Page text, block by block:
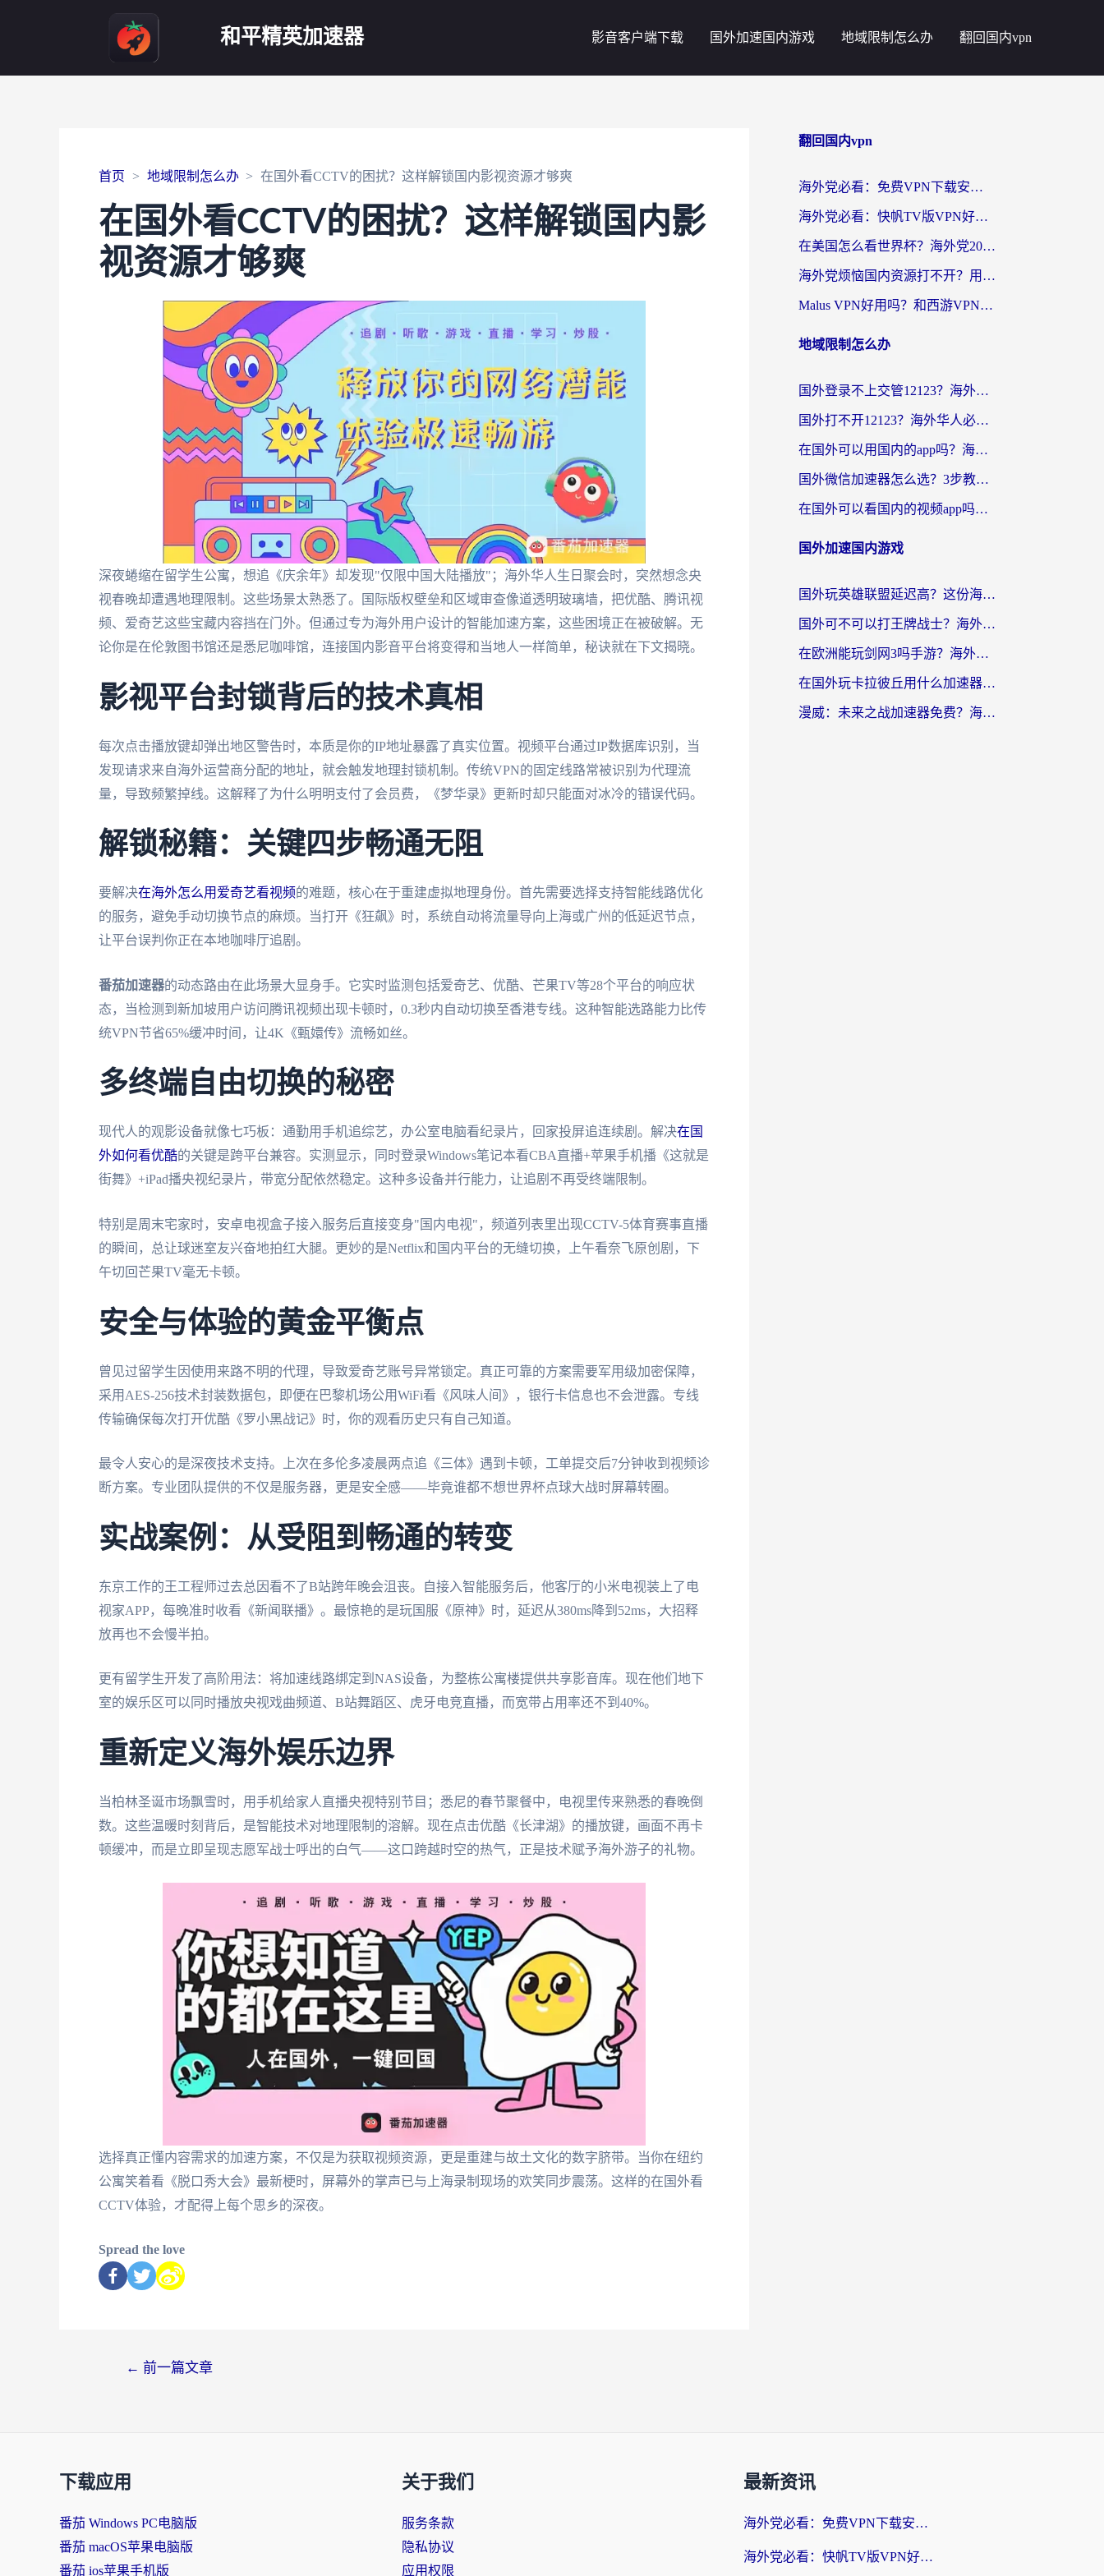
和平精英加速器 影音客户端下载 国外加速国内游戏 地域限制怎么办 翻回国内vpn
首页 地域限制怎么办 在国外看CCTV的困扰？这样解锁国内影视资源才够爽
在国外看CCTV的困扰？这样解锁国内影
视资源才够爽
深夜蜷缩在留学生公寓，想追《庆余年》却发现"仅限中国大陆播放"；海外华人生日聚会时，突然想念央
视春晚却遭遇地理限制。这些场景太熟悉了。国际版权壁垒和区域审查像道透明玻璃墙，把优酷、腾讯视
频、爱奇艺这些宝藏内容挡在门外。但通过专为海外用户设计的智能加速方案，这些困境正在被破解。无
论你是在伦敦图书馆还是悉尼咖啡馆，连接国内影音平台将变得和当地人一样简单，秘诀就在下文揭晓。
影视平台封锁背后的技术真相
每次点击播放键却弹出地区警告时，本质是你的IP地址暴露了真实位置。视频平台通过IP数据库识别，当
发现请求来自海外运营商分配的地址，就会触发地理封锁机制。传统VPN的固定线路常被识别为代理流
量，导致频繁掉线。这解释了为什么明明支付了会员费，《梦华录》更新时却只能面对冰冷的错误代码。
解锁秘籍：关键四步畅通无阻
要解决在海外怎么用爱奇艺看视频的难题，核心在于重建虚拟地理身份。首先需要选择支持智能线路优化
的服务，避免手动切换节点的麻烦。当打开《狂飙》时，系统自动将流量导向上海或广州的低延迟节点，
让平台误判你正在本地咖啡厅追剧。
番茄加速器的动态路由在此场景大显身手。它实时监测包括爱奇艺、优酷、芒果TV等28个平台的响应状
态，当检测到新加坡用户访问腾讯视频出现卡顿时，0.3秒内自动切换至香港专线。这种智能选路能力比传
统VPN节省65%缓冲时间，让4K《甄嬛传》流畅如丝。
多终端自由切换的秘密
现代人的观影设备就像七巧板：通勤用手机追综艺，办公室电脑看纪录片，回家投屏追连续剧。解决在国
外如何看优酷的关键是跨平台兼容。实测显示，同时登录Windows笔记本看CBA直播+苹果手机播《这就是
街舞》+iPad播央视纪录片，带宽分配依然稳定。这种多设备并行能力，让追剧不再受终端限制。
特别是周末宅家时，安卓电视盒子接入服务后直接变身"国内电视"，频道列表里出现CCTV-5体育赛事直播
的瞬间，总让球迷室友兴奋地拍红大腿。更妙的是Netflix和国内平台的无缝切换，上午看奈飞原创剧，下
午切回芒果TV毫无卡顿。
安全与体验的黄金平衡点
曾见过留学生因使用来路不明的代理，导致爱奇艺账号异常锁定。真正可靠的方案需要军用级加密保障，
采用AES-256技术封装数据包，即便在巴黎机场公用WiFi看《风味人间》，银行卡信息也不会泄露。专线
传输确保每次打开优酷《罗小黑战记》时，你的观看历史只有自己知道。
最令人安心的是深夜技术支持。上次在多伦多凌晨两点追《三体》遇到卡顿，工单提交后7分钟收到视频诊
断方案。专业团队提供的不仅是服务器，更是安全感——毕竟谁都不想世界杯点球大战时屏幕转圈。
实战案例：从受阻到畅通的转变
东京工作的王工程师过去总因看不了B站跨年晚会沮丧。自接入智能服务后，他客厅的小米电视装上了电
视家APP，每晚准时收看《新闻联播》。最惊艳的是玩国服《原神》时，延迟从380ms降到52ms，大招释
放再也不会慢半拍。
更有留学生开发了高阶用法：将加速线路绑定到NAS设备，为整栋公寓楼提供共享影音库。现在他们地下
室的娱乐区可以同时播放央视戏曲频道、B站舞蹈区、虎牙电竞直播，而宽带占用率还不到40%。
重新定义海外娱乐边界
当柏林圣诞市场飘雪时，用手机给家人直播央视特别节目；悉尼的春节聚餐中，电视里传来熟悉的春晚倒
数。这些温暖时刻背后，是智能技术对地理限制的溶解。现在点击优酷《长津湖》的播放键，画面不再卡
顿缓冲，而是立即呈现志愿军战士呼出的白气——这口跨越时空的热气，正是技术赋予海外游子的礼物。
选择真正懂内容需求的加速方案，不仅是为获取视频资源，更是重建与故土文化的数字脐带。当你在纽约
公寓笑着看《脱口秀大会》最新梗时，屏幕外的掌声已与上海录制现场的欢笑同步震荡。这样的在国外看
CCTV体验，才配得上每个思乡的深夜。
Spread the love
← 前一篇文章
翻回国内vpn
海外党必看：免费VPN下载安卓+3步选对国外到国内加速器，无缝刷国内资源
海外党必看：快帆TV版VPN好用吗？和斧牛手游VPN对比哪个回国效果更好？附电脑翻墙回国实用技巧
在美国怎么看世界杯？海外党2026最新回国加速器指南：从影音到游戏全搞定
海外党烦恼国内资源打不开？用VPN上海节点+这几点，轻松搞定回国加速！
Malus VPN好用吗？和西游VPN对比哪个回国效果更好？海外党亲测后的真实选择
地域限制怎么办
国外登录不上交管12123？海外党选对回国加速器，无缝访问国内资源不发愁
国外打不开12123？海外华人必看：选对回国加速器，无缝访问国内资源
在国外可以用国内的app吗？海外党亲测有效的回国加速方案
国外微信加速器怎么选？3步教你无缝访问国内资源（附避坑指南）
在国外可以看国内的视频app吗知乎？海外党亲测有效的追剧解决方案
国外加速国内游戏
国外玩英雄联盟延迟高？这份海外畅玩国服游戏的加速器终极指南帮你搞定
国外可不可以打王牌战士？海外党国服游戏加速终极指南（附3款热门游戏实测）
在欧洲能玩剑网3吗手游？海外党国服畅玩终极攻略（附三大热门游戏解决方案）
在国外玩卡拉彼丘用什么加速器好一点？海外党亲测有效的国服游戏加速指南
漫威：未来之战加速器免费？海外玩家国服畅玩终极指南（附一梦江湖弈剑行解决方案）
下载应用
番茄 Windows PC电脑版
番茄 macOS苹果电脑版
番茄 ios苹果手机版
关于我们
服务条款
隐私协议
应用权限
最新资讯
海外党必看：免费VPN下载安卓+3步选对国外到国内加速器，无缝刷国内资源
海外党必看：快帆TV版VPN好用吗？和斧牛手游VPN对比哪个回国效果更好？附电脑翻墙回国实用技巧